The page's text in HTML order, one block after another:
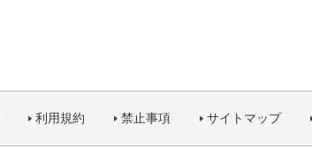
利用規約 禁止事項 サイトマップ